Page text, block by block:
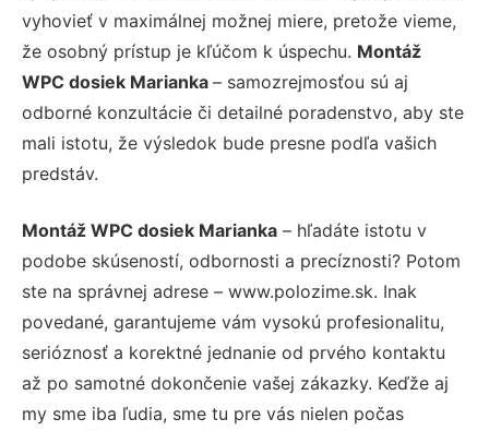
vyhovieť v maximálnej možnej miere, pretože vieme,
že osobný prístup je kľúčom k úspechu. Montáž
WPC dosiek Marianka – samozrejmosťou sú aj
odborné konzultácie či detailné poradenstvo, aby ste
mali istotu, že výsledok bude presne podľa vašich
predstáv.
Montáž WPC dosiek Marianka – hľadáte istotu v
podobe skúseností, odbornosti a precíznosti? Potom
ste na správnej adrese – www.polozime.sk. Inak
povedané, garantujeme vám vysokú profesionalitu,
serióznosť a korektné jednanie od prvého kontaktu
až po samotné dokončenie vašej zákazky. Keďže aj
my sme iba ľudia, sme tu pre vás nielen počas